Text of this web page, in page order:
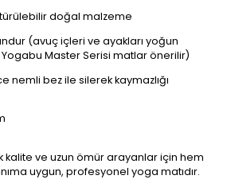
doğal malzeme
(avuç içleri ve ayakları yoğun
Master Serisi matlar önerilir)
nemli bez ile silerek kaymazlığı
kalite ve uzun ömür arayanlar için hem
uygun, profesyonel yoga matıdır.